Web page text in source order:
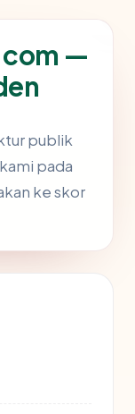
—
publik
pada
ke skor